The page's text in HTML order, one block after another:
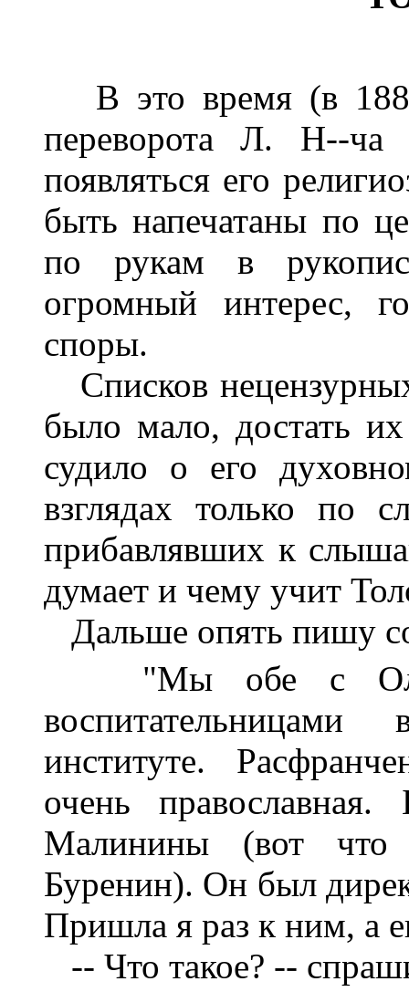
В это время (в
переворота Л. Н--ча
появляться его
быть напечатаны по
по рукам в
огромный интерес,
споры.
Списков
было мало, достать
судило о его
взглядах только по
прибавлявших к
думает и чему учит
Дальше опять пишу
"Мы обе с
институте.
очень
Малинины (вот
Буренин). Он был
Пришла я раз к ним, а
-- Что такое? --